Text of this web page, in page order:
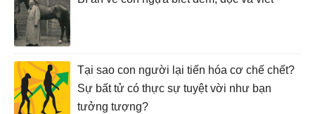
Tại sao con người lại tiến hóa cơ chế chết?
Sự bất tử có thực sự tuyệt vời như bạn
tưởng tượng?